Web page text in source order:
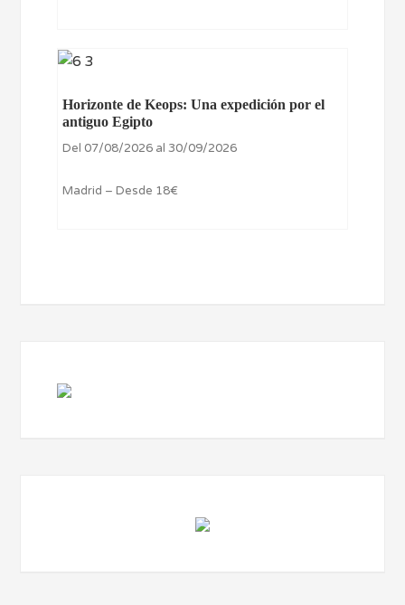
Horizonte de Keops: Una expedición por el
antiguo Egipto
Del 07/08/2026 al 30/09/2026
Madrid – Desde 18€